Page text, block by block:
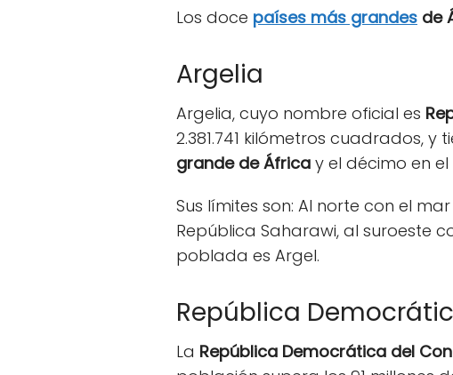
Los doce países más grandes de
Argelia
Argelia, cuyo nombre oficial es
2.381.741 kilómetros cuadrados,
grande de África y el décimo en
Sus límites son: Al norte con el
República Saharawi, al suroeste
poblada es Argel.
República
La República Democrática del